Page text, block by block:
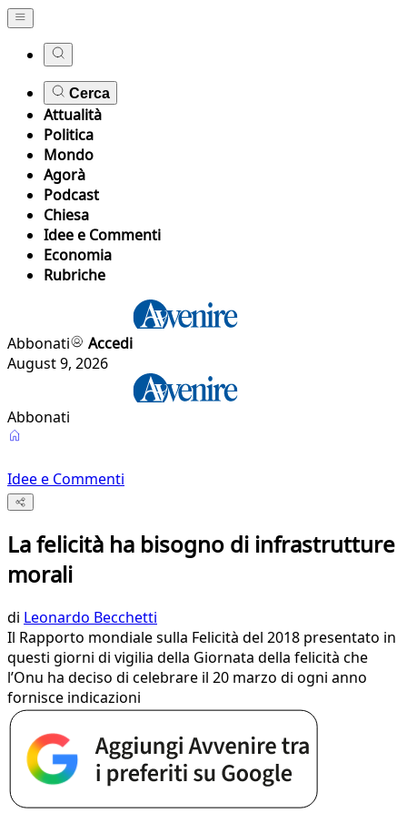
Cerca
Attualità
Politica
Mondo
Agorà
Podcast
Chiesa
Idee e Commenti
Economia
Rubriche
Abbonati
Accedi
August 9, 2026
Abbonati
Idee e Commenti
La felicità ha bisogno di infrastrutture
morali
di Leonardo Becchetti
Il Rapporto mondiale sulla Felicità del 2018 presentato in
questi giorni di vigilia della Giornata della felicità che
l’Onu ha deciso di celebrare il 20 marzo di ogni anno
fornisce indicazioni